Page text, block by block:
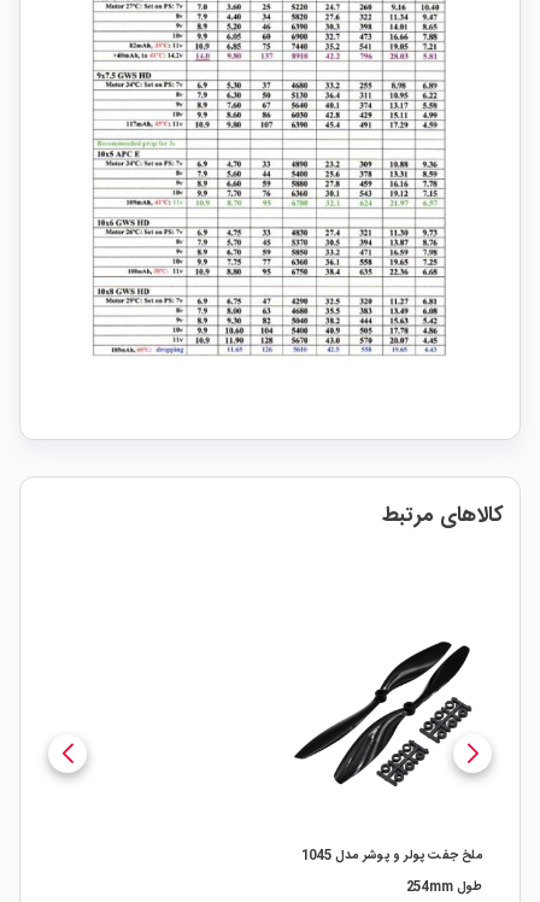
کالاهای مرتبط
ملخ جفت پولر و پوشر مدل 1045
طول 254mm